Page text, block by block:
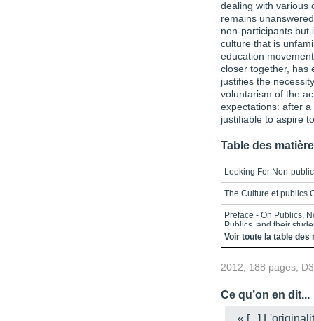
dealing with various
remains
non-participants but
culture that is
education
closer together, has
justifies the
voluntarism of the
expectations: after
justifiable to aspire
Table des
Looking For Non-
The Culture et publics
Preface - On Publics,
Publics, and their
Contents
List of Tables and
Introduction - Looking
In the same collection
Voir toute la table des
2012, 188 pages,
Ce qu’on en dit...
« [...]